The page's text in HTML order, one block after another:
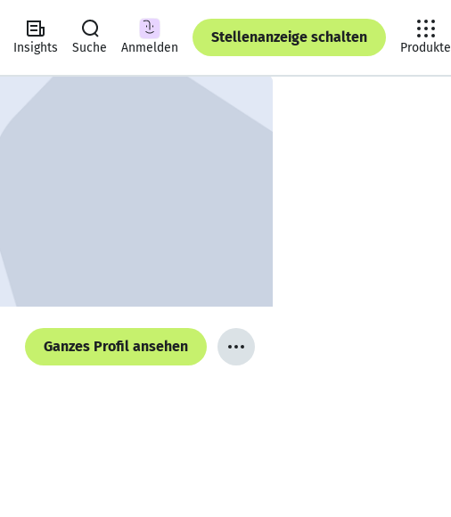
Insights Suche Anmelden
Stellenanzeige schalten
Produkte
Ganzes Profil ansehen